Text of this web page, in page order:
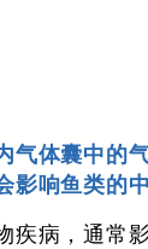
气体囊中的
影响鱼类的
疾病，通常影